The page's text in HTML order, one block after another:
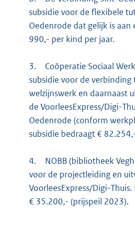
subsidie voor de flexibele
Oedenrode dat gelijk is aan
990,- per kind per jaar.
3.
Coöperatie Sociaal
subsidie voor de verbinding
welzijnswerk en daarnaast
de VoorleesExpress/Digi-
Oedenrode (conform
subsidie bedraagt €
4.
NOBB (bibliotheek
voor de projectleiding en
VoorleesExpress/Digi-
€ 35.200,- (prijspeil 2023).